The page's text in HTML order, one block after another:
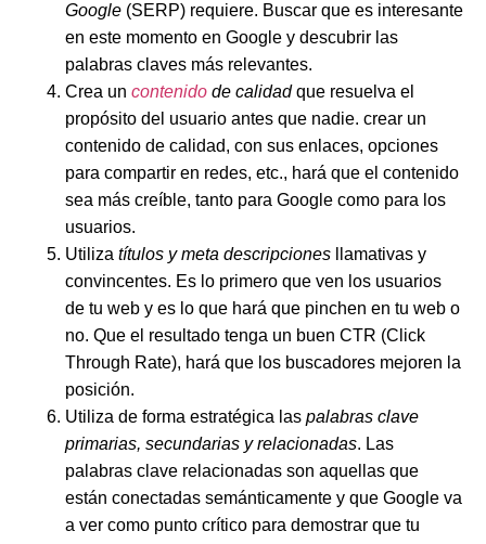
Google (SERP) requiere. Buscar que es interesante
en este momento en Google y descubrir las
palabras claves más relevantes.
Crea un contenido de calidad que resuelva el
propósito del usuario antes que nadie. crear un
contenido de calidad, con sus enlaces, opciones
para compartir en redes, etc., hará que el contenido
sea más creíble, tanto para Google como para los
usuarios.
Utiliza títulos y meta descripciones llamativas y
convincentes. Es lo primero que ven los usuarios
de tu web y es lo que hará que pinchen en tu web o
no. Que el resultado tenga un buen CTR (Click
Through Rate), hará que los buscadores mejoren la
posición.
Utiliza de forma estratégica las palabras clave
primarias, secundarias y relacionadas. Las
palabras clave relacionadas son aquellas que
están conectadas semánticamente y que Google va
a ver como punto crítico para demostrar que tu